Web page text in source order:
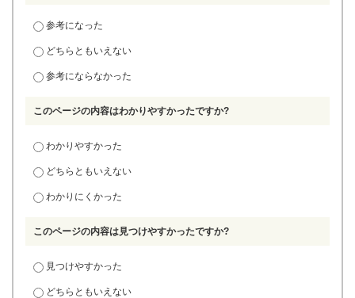
参考になった
どちらともいえない
参考にならなかった
このページの内容はわかりやすかったですか?
わかりやすかった
どちらともいえない
わかりにくかった
このページの内容は見つけやすかったですか?
見つけやすかった
どちらともいえない